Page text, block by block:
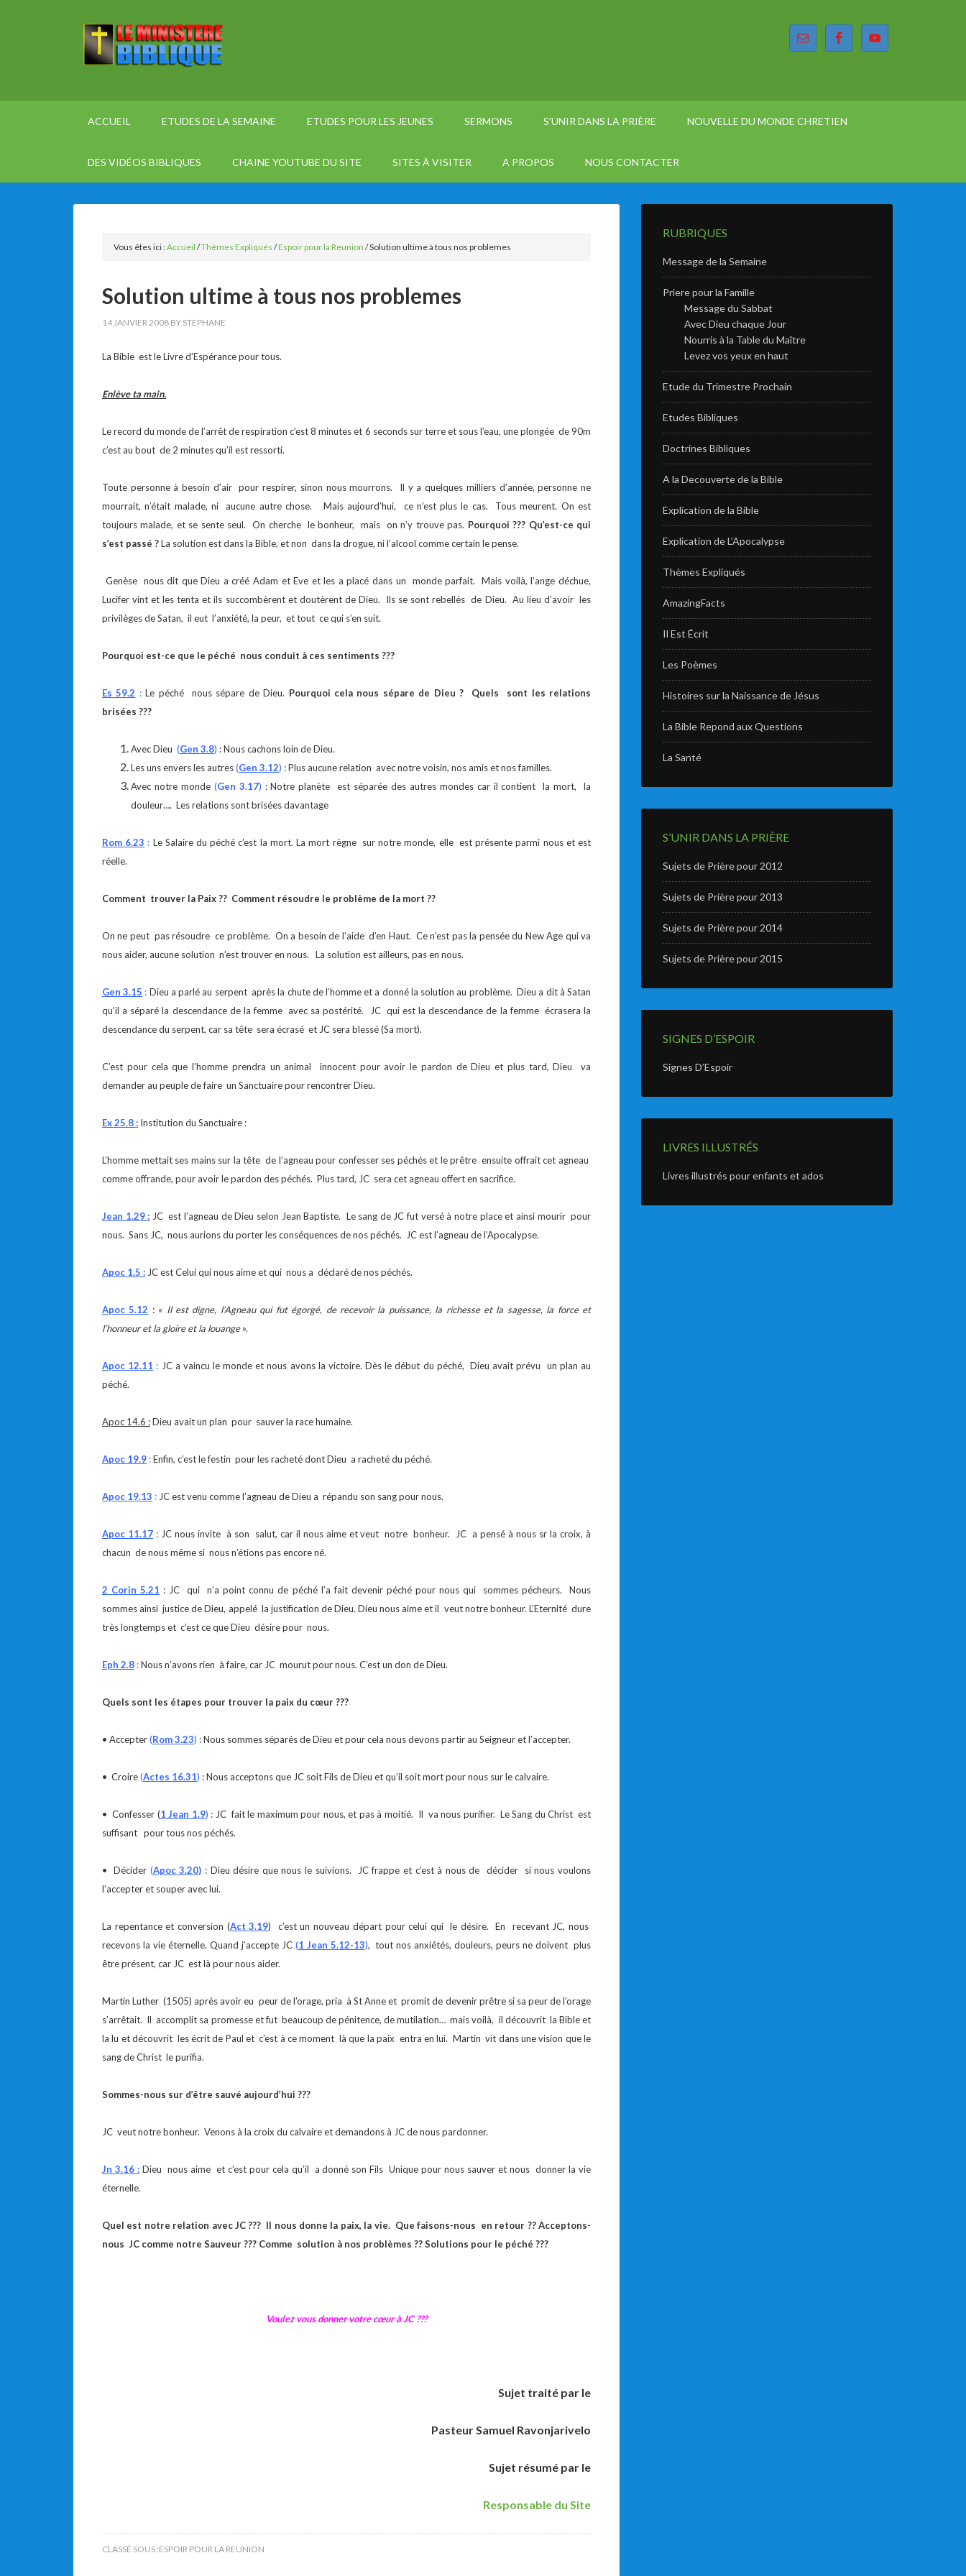
ACCUEIL ETUDES DE LA SEMAINE ETUDES POUR LES JEUNES SERMONS S’UNIR DANS LA PRIÈRE NOUVELLE DU MONDE CHRETIEN
DES VIDÉOS BIBLIQUES CHAINE YOUTUBE DU SITE SITES À VISITER A PROPOS NOUS CONTACTER
Vous êtes ici :Accueil /Thèmes Expliqués /Espoir pour la Reunion /Solution ultime à tous nos problemes
Solution ultime à tous nos problemes
14 JANVIER 2008 BY STEPHANE
La Bible est le Livre d’Espérance pour tous.
Enlève ta main.
Le record du monde de l’arrêt de respiration c’est 8 minutes et 6 seconds sur terre et sous l’eau, une plongée de 90m
c’est au bout de 2 minutes qu’il est ressorti.
Toute personne à besoin d’air pour respirer, sinon nous mourrons. Il y a quelques milliers d’année, personne ne
mourrait, n’était malade, ni aucune autre chose. Mais aujourd’hui, ce n’est plus le cas. Tous meurent. On est
toujours malade, et se sente seul. On cherche le bonheur, mais on n’y trouve pas. Pourquoi ??? Qu’est-ce qui
s’est passé ?La solution est dans la Bible, et non dans la drogue, ni l’alcool comme certain le pense.
Genèse nous dit que Dieu a créé Adam et Eve et les a placé dans un monde parfait. Mais voilà, l’ange déchue,
Lucifer vint et les tenta et ils succombèrent et doutèrent de Dieu. Ils se sont rebellés de Dieu. Au lieu d’avoir les
privilèges de Satan, il eut l’anxiété, la peur, et tout ce qui s’en suit.
Pourquoi est-ce que le péché nous conduit à ces sentiments ???
Es 59.2 :Le péché nous sépare de Dieu. Pourquoi cela nous sépare de Dieu ? Quels sont les relations
brisées ???
Avec Dieu (Gen 3.8) : Nous cachons loin de Dieu.
Les uns envers les autres(Gen 3.12) : Plus aucune relation avec notre voisin, nos amis et nos familles.
Avec notre monde (Gen 3.17) : Notre planète est séparée des autres mondes car il contient la mort, la
douleur…. Les relations sont brisées davantage
Rom 6.23 : Le Salaire du péché c’est la mort. La mort règne sur notre monde, elle est présente parmi nous et est
réelle.
Comment trouver la Paix ?? Comment résoudre le problème de la mort ??
On ne peut pas résoudre ce problème. On a besoin de l’aide d’en Haut. Ce n’est pas la pensée du New Age qui va
nous aider, aucune solution n’est trouver en nous. La solution est ailleurs, pas en nous.
Gen 3.15 : Dieu a parlé au serpent après la chute de l’homme et a donné la solution au problème. Dieu a dit à Satan
qu’il a séparé la descendance de la femme avec sa postérité. JC qui est la descendance de la femme écrasera la
descendance du serpent, car sa tête sera écrasé et JC sera blessé (Sa mort).
C’est pour cela que l’homme prendra un animal innocent pour avoir le pardon de Dieu et plus tard, Dieu va
demander au peuple de faire un Sanctuaire pour rencontrer Dieu.
Ex 25.8 : Institution du Sanctuaire :
L’homme mettait ses mains sur la tête de l’agneau pour confesser ses péchés et le prêtre ensuite offrait cet agneau
comme offrande, pour avoir le pardon des péchés. Plus tard, JC sera cet agneau offert en sacrifice.
Jean 1.29 : JC est l’agneau de Dieu selon Jean Baptiste. Le sang de JC fut versé à notre place et ainsi mourir pour
nous. Sans JC, nous aurions du porter les conséquences de nos péchés. JC est l’agneau de l’Apocalypse.
Apoc 1.5 : JC est Celui qui nous aime et qui nous a déclaré de nos péchés.
Apoc 5.12 : « Il est digne, l’Agneau qui fut égorgé, de recevoir la puissance, la richesse et la sagesse, la force et
l’honneur et la gloire et la louange».
Apoc 12.11 : JC a vaincu le monde et nous avons la victoire. Dès le début du péché, Dieu avait prévu un plan au
péché.
Apoc 14.6 :Dieu avait un plan pour sauver la race humaine.
Apoc 19.9 :Enfin, c’est le festin pour les racheté dont Dieu a racheté du péché.
Apoc 19.13 : JC est venu comme l’agneau de Dieu a répandu son sang pour nous.
Apoc 11.17:JC nous invite à son salut, car il nous aime et veut notre bonheur. JC a pensé à nous sr la croix, à
chacun de nous même si nous n’étions pas encore né.
2 Corin 5.21 : JC qui n’a point connu de péché l’a fait devenir péché pour nous qui sommes pécheurs. Nous
sommes ainsi justice de Dieu, appelé la justification de Dieu. Dieu nous aime et il veut notre bonheur. L’Eternité dure
très longtemps et c’est ce que Dieu désire pour nous.
Eph 2.8 :Nous n’avons rien à faire, car JC mourut pour nous. C’est un don de Dieu.
Quels sont les étapes pour trouver la paix du cœur ???
• Accepter(Rom 3.23) : Nous sommes séparés de Dieu et pour cela nous devons partir au Seigneur et l’accepter.
• Croire(Actes 16.31) : Nous acceptons que JC soit Fils de Dieu et qu’il soit mort pour nous sur le calvaire.
• Confesser (1 Jean 1.9) : JC fait le maximum pour nous, et pas à moitié. Il va nous purifier. Le Sang du Christ est
suffisant pour tous nos péchés.
• Décider (Apoc 3.20) : Dieu désire que nous le suivions. JC frappe et c’est à nous de décider si nous voulons
l’accepter et souper avec lui.
La repentance et conversion (Act 3.19) c’est un nouveau départ pour celui qui le désire. En recevant JC, nous
recevons la vie éternelle. Quand j’accepte JC (1 Jean 5.12-13), tout nos anxiétés, douleurs, peurs ne doivent plus
être présent, car JC est là pour nous aider.
Martin Luther (1505) après avoir eu peur de l’orage, pria à St Anne et promit de devenir prêtre si sa peur de l’orage
s’arrêtait. Il accomplit sa promesse et fut beaucoup de pénitence, de mutilation… mais voilà, il découvrit la Bible et
la lu et découvrit les écrit de Paul et c’est à ce moment là que la paix entra en lui. Martin vit dans une vision que le
sang de Christ le purifia.
Sommes-nous sur d’être sauvé aujourd’hui ???
JC veut notre bonheur. Venons à la croix du calvaire et demandons à JC de nous pardonner.
Jn 3.16 : Dieu nous aime et c’est pour cela qu’il a donné son Fils Unique pour nous sauver et nous donner la vie
éternelle.
Quel est notre relation avec JC ??? Il nous donne la paix, la vie. Que faisons-nous en retour ?? Acceptons-
nous JC comme notre Sauveur ??? Comme solution à nos problèmes ?? Solutions pour le péché ???
Voulez vous donner votre cœur à JC ???
Sujet traité par le
Pasteur Samuel Ravonjarivelo
Sujet résumé par le
Responsable du Site
CLASSÉ SOUS :ESPOIR POUR LA REUNION
RUBRIQUES
Message de la Semaine
Priere pour la Famille
Message du Sabbat
Avec Dieu chaque Jour
Nourris à la Table du Maître
Levez vos yeux en haut
Etude du Trimestre Prochain
Etudes Bibliques
Doctrines Bibliques
A la Decouverte de la Bible
Explication de la Bible
Explication de L’Apocalypse
Thèmes Expliqués
AmazingFacts
Il Est Écrit
Les Poèmes
Histoires sur la Naissance de Jésus
La Bible Repond aux Questions
La Santé
S’UNIR DANS LA PRIÈRE
Sujets de Prière pour 2012
Sujets de Prière pour 2013
Sujets de Prière pour 2014
Sujets de Prière pour 2015
SIGNES D’ESPOIR
Signes D’Espoir
LIVRES ILLUSTRÉS
Livres illustrés pour enfants et ados